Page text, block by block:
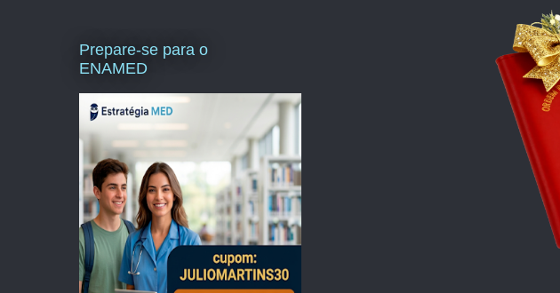
Prepare-se para o
ENAMED